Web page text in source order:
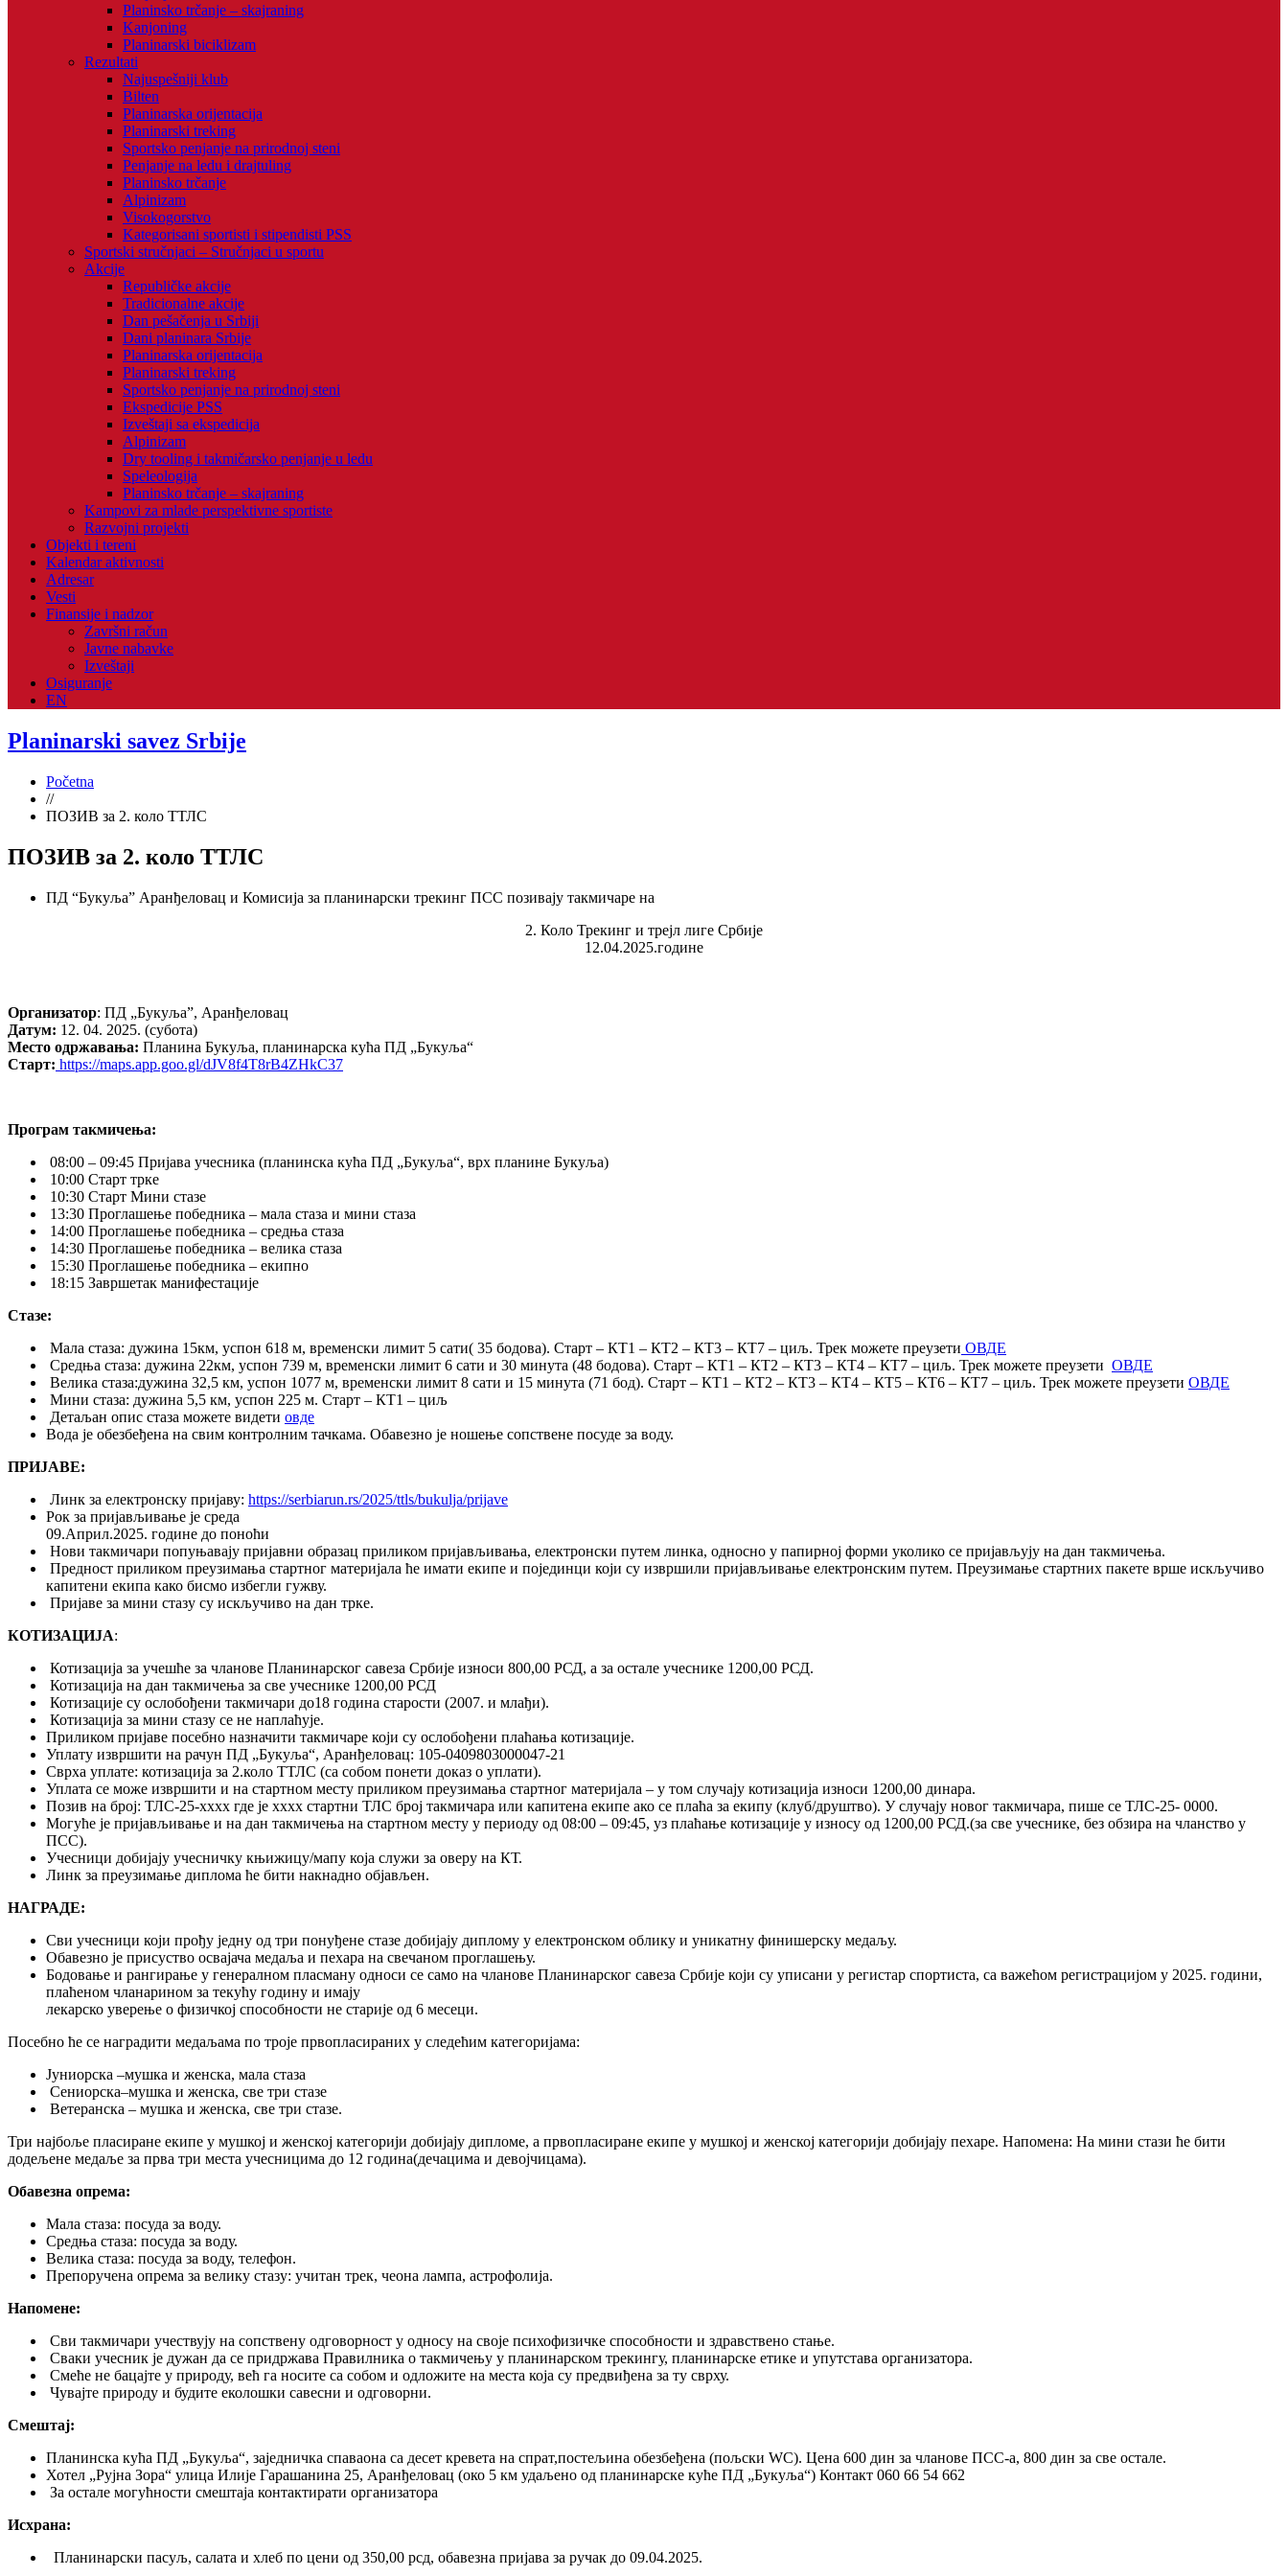
Planinsko trčanje – skajraning
Kanjoning
Planinarski biciklizam
Rezultati
Najuspešniji klub
Bilten
Planinarska orijentacija
Planinarski treking
Sportsko penjanje na prirodnoj steni
Penjanje na ledu i drajtuling
Planinsko trčanje
Alpinizam
Visokogorstvo
Kategorisani sportisti i stipendisti PSS
Sportski stručnjaci – Stručnjaci u sportu
Akcije
Republičke akcije
Tradicionalne akcije
Dan pešačenja u Srbiji
Dani planinara Srbije
Planinarska orijentacija
Planinarski treking
Sportsko penjanje na prirodnoj steni
Ekspedicije PSS
Izveštaji sa ekspedicija
Alpinizam
Dry tooling i takmičarsko penjanje u ledu
Speleologija
Planinsko trčanje – skajraning
Kampovi za mlade perspektivne sportiste
Razvojni projekti
Objekti i tereni
Kalendar aktivnosti
Adresar
Vesti
Finansije i nadzor
Završni račun
Javne nabavke
Izveštaji
Osiguranje
EN
Planinarski savez Srbije
Početna
//
ПОЗИВ за 2. коло ТТЛС
ПОЗИВ за 2. коло ТТЛС
ПД “Букуља” Аранђеловац и Комисија за планинарски трекинг ПСС позивају такмичаре на
2. Коло Трекинг и трејл лиге Србије
12.04.2025.године
Организатор: ПД „Букуља”, Аранђеловац
Датум: 12. 04. 2025. (субота)
Место одржавања: Планина Букуља, планинарска кућа ПД „Букуља“
Старт: https://maps.app.goo.gl/dJV8f4T8rB4ZHkC37
Програм такмичења:
08:00 – 09:45 Пријава учесника (планинска кућа ПД „Букуља“, врх планине Букуља)
10:00 Старт трке
10:30 Старт Мини стазе
13:30 Проглашење победника – мала стаза и мини стаза
14:00 Проглашење победника – средња стаза
14:30 Проглашење победника – велика стаза
15:30 Проглашење победника – екипно
18:15 Завршетак манифестације
Стазе:
Мала стаза: дужина 15км, успон 618 м, временски лимит 5 сати( 35 бодова). Старт – КТ1 – КТ2 – КТ3 – КТ7 – циљ. Трек можете преузети ОВДЕ
Средња стаза: дужина 22км, успон 739 м, временски лимит 6 сати и 30 минута (48 бодова). Старт – КТ1 – КТ2 – КТ3 – КТ4 – КТ7 – циљ. Трек можете преузети ОВДЕ
Велика стаза:дужина 32,5 км, успон 1077 м, временски лимит 8 сати и 15 минута (71 бод). Старт – КТ1 – КТ2 – КТ3 – КТ4 – КТ5 – КТ6 – КТ7 – циљ. Трек можете преузети ОВДЕ
Мини стаза: дужина 5,5 км, успон 225 м. Старт – КТ1 – циљ
Детаљан опис стаза можете видети овде
Вода је обезбеђена на свим контролним тачкама. Обавезно је ношење сопствене посуде за воду.
ПРИЈАВЕ:
Линк за електронску пријаву: https://serbiarun.rs/2025/ttls/bukulja/prijave
Рок за пријављивање је среда
09.Април.2025. године до поноћи
Нови такмичари попуњавају пријавни образац приликом пријављивања, електронски путем линка, односно у папирној форми уколико се пријављују на дан такмичења.
Предност приликом преузимања стартног материјала ће имати екипе и појединци који су извршили пријављивање електронским путем. Преузимање стартних пакете врше искључиво
капитени екипа како бисмо избегли гужву.
Пријаве за мини стазу су искључиво на дан трке.
КОТИЗАЦИЈА:
Котизација за учешће за чланове Планинарског савеза Србије износи 800,00 РСД, а за остале учеснике 1200,00 РСД.
Котизација на дан такмичења за све учеснике 1200,00 РСД
Котизације су ослобођени такмичари до18 година старости (2007. и млађи).
Котизација за мини стазу се не наплаћује.
Приликом пријаве посебно назначити такмичаре који су ослобођени плаћања котизације.
Уплату извршити на рачун ПД „Букуља“, Аранђеловац: 105-0409803000047-21
Сврха уплате: котизација за 2.коло ТТЛС (са собом понети доказ о уплати).
Уплата се може извршити и на стартном месту приликом преузимања стартног материјала – у том случају котизација износи 1200,00 динара.
Позив на број: ТЛС-25-xxxx где је xxxx стартни ТЛС број такмичара или капитена екипе ако се плаћа за екипу (клуб/друштво). У случају новог такмичара, пише се ТЛС-25- 0000.
Могуће је пријављивање и на дан такмичења на стартном месту у периоду од 08:00 – 09:45, уз плаћање котизације у износу од 1200,00 РСД.(за све учеснике, без обзира на чланство у
ПСС).
Учесници добијају учесничку књижицу/мапу која служи за оверу на КТ.
Линк за преузимање диплома ће бити накнадно објављен.
НАГРАДЕ:
Сви учесници који прођу једну од три понуђене стазе добијају диплому у електронском облику и уникатну финишерску медаљу.
Обавезно је присуство освајача медаља и пехара на свечаном проглашењу.
Бодовање и рангирање у генералном пласману односи се само на чланове Планинарског савеза Србије који су уписани у регистар спортиста, са важећом регистрацијом у 2025. години,
плаћеном чланарином за текућу годину и имају
лекарско уверење о физичкој способности не старије од 6 месеци.
Посебно ће се наградити медаљама по троје првопласираних у следећим категоријама:
Јуниорска –мушка и женска, мала стаза
Сениорска–мушка и женска, све три стазе
Ветеранска – мушка и женска, све три стазе.
Три најбоље пласиране екипе у мушкој и женској категорији добијају дипломе, а првопласиране екипе у мушкој и женској категорији добијају пехаре. Напомена: На мини стази ће бити
додељене медаље за прва три места учесницима до 12 година(дечацима и девојчицама).
Обавезна опрема:
Мала стаза: посуда за воду.
Средња стаза: посуда за воду.
Велика стаза: посуда за воду, телефон.
Препоручена опрема за велику стазу: учитан трек, чеона лампа, астрофолија.
Напомене:
Сви такмичари учествују на сопствену одговорност у односу на своје психофизичке способности и здравствено стање.
Сваки учесник је дужан да се придржава Правилника о такмичењу у планинарском трекингу, планинарске етике и упутстава организатора.
Смеће не бацајте у природу, већ га носите са собом и одложите на места која су предвиђена за ту сврху.
Чувајте природу и будите еколошки савесни и одговорни.
Смештај:
Планинска кућа ПД „Букуља“, заједничка спаваона са десет кревета на спрат,постељина обезбеђена (пољски WC). Цена 600 дин за чланове ПСС-а, 800 дин за све остале.
Хотел „Рујна Зора“ улица Илије Гарашанина 25, Аранђеловац (око 5 км удаљено од планинарске куће ПД „Букуља“) Контакт 060 66 54 662
За остале мoгућности смештаја контактирати организатора
Исхрана:
Планинарски пасуљ, салата и хлеб по цени од 350,00 рсд, обавезна пријава за ручак до 09.04.2025.